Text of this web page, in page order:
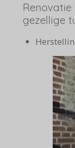
gezellige